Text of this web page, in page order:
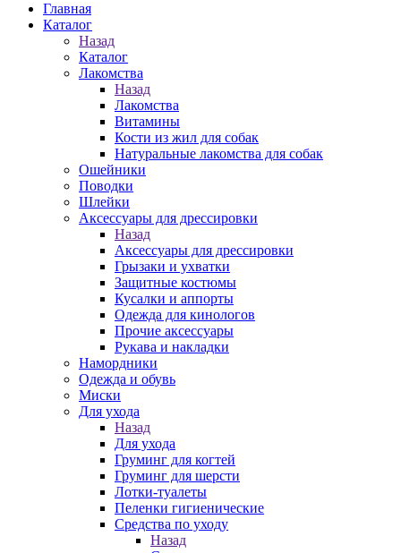
Главная
Каталог
Назад
Каталог
Лакомства
Назад
Лакомства
Витамины
Кости из жил для собак
Натуральные лакомства для собак
Ошейники
Поводки
Шлейки
Аксессуары для дрессировки
Назад
Аксессуары для дрессировки
Грызаки и ухватки
Защитные костюмы
Кусалки и аппорты
Одежда для кинологов
Прочие аксессуары
Рукава и накладки
Намордники
Одежда и обувь
Миски
Для ухода
Назад
Для ухода
Груминг для когтей
Груминг для шерсти
Лотки-туалеты
Пеленки гигиенические
Средства по уходу
Назад